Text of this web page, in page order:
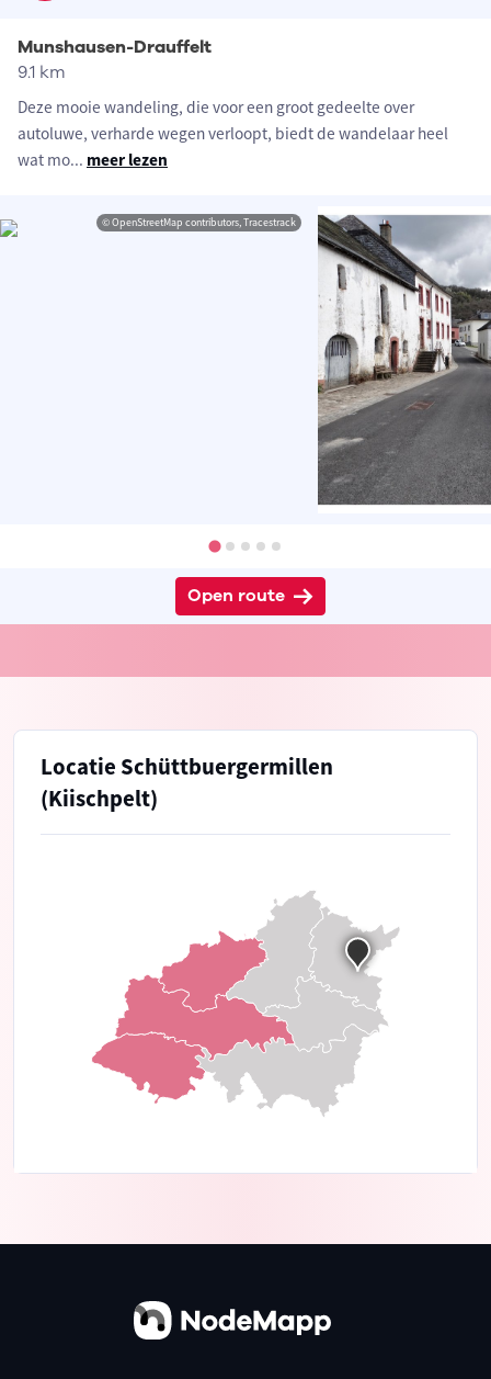
Munshausen-Drauffelt
9.1 km
Deze mooie wandeling, die voor een groot gedeelte over
autoluwe, verharde wegen verloopt, biedt de wandelaar heel
wat mo... meer lezen
© OpenStreetMap contributors, Tracestrack
Open route
Locatie Schüttbuergermillen
(Kiischpelt)